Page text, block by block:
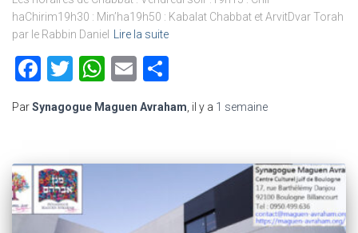
haChirim19h30 : Min’ha19h50 : Kabalat Chabbat et ArvitDvar Torah
par le Rabbin Daniel Lire la suite
Facebook
TwitterWhatsApp
Email
ParSynagogue Maguen Avraham, il y a 1 semaine